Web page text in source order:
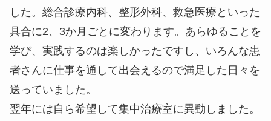
した。総合診療内科、整形外科、救急医療といった
具合に2、3か月ごとに変わります。あらゆることを
学び、実践するのは楽しかったですし、いろんな患
者さんに仕事を通して出会えるので満足した日々を
送っていました。
翌年には自ら希望して集中治療室に異動しました。